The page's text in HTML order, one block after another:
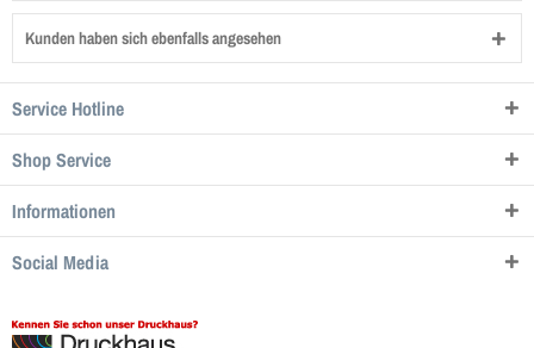
Kunden haben sich ebenfalls angesehen
Service Hotline
Shop Service
Informationen
Social Media